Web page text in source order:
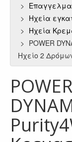
Ηχεία
Ηχεία
POWER
Ηχείο 2
POWER